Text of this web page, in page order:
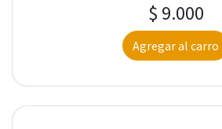
$ 9.000
Agregar al carro